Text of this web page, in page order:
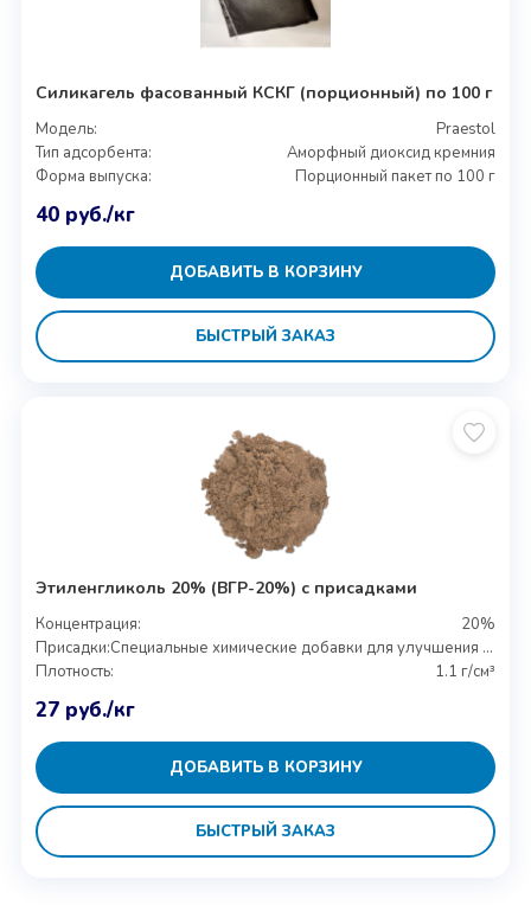
Силикагель фасованный КСКГ (порционный) по 100 г
Модель:
Praestol
Тип адсорбента:
Аморфный диоксид кремния
Форма выпуска:
Порционный пакет по 100 г
40 руб./кг
ДОБАВИТЬ В КОРЗИНУ
БЫСТРЫЙ ЗАКАЗ
Этиленгликоль 20% (ВГР-20%) с присадками
Концентрация:
20%
Присадки:
Специальные химические добавки для улучшения свойств
Плотность:
1.1 г/см³
27 руб./кг
ДОБАВИТЬ В КОРЗИНУ
БЫСТРЫЙ ЗАКАЗ